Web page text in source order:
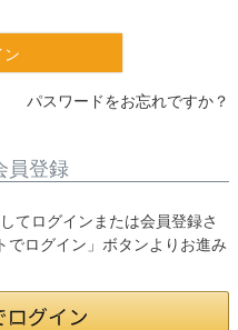
ン
パスワードをお忘れですか？
員登録
てログインまたは会員登録さ
でログイン」ボタンよりお進み